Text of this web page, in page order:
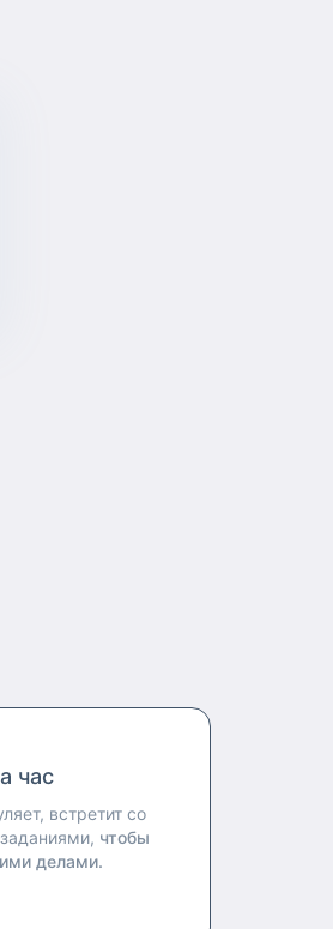
час
встретит со
чтобы
делами.